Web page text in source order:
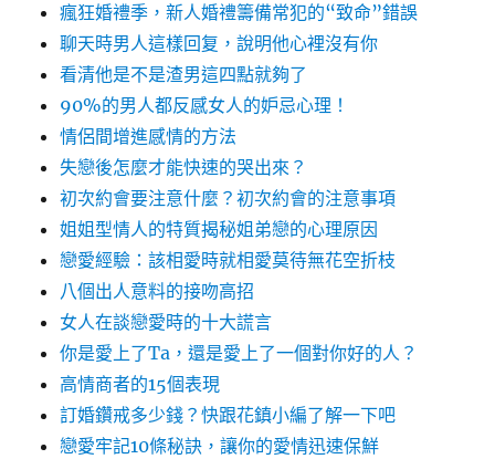
瘋狂婚禮季，新人婚禮籌備常犯的“致命”錯誤
聊天時男人這樣回复，說明他心裡沒有你
看清他是不是渣男這四點就夠了
90%的男人都反感女人的妒忌心理！
情侶間增進感情的方法
失戀後怎麼才能快速的哭出來？
初次約會要注意什麼？初次約會的注意事項
姐姐型情人的特質揭秘姐弟戀的心理原因
戀愛經驗：該相愛時就相愛莫待無花空折枝
八個出人意料的接吻高招
女人在談戀愛時的十大謊言
你是愛上了Ta，還是愛上了一個對你好的人？
高情商者的15個表現
訂婚鑽戒多少錢？快跟花鎮小編了解一下吧
戀愛牢記10條秘訣，讓你的愛情迅速保鮮